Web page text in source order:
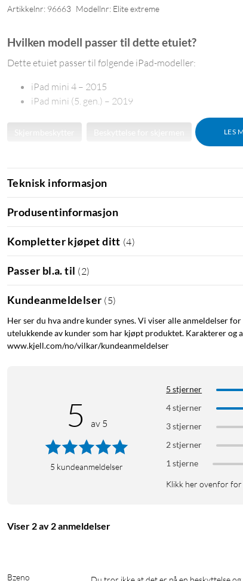
Artikkelnr: 96663 Modellnr: Elite extreme
LES
Hvilken modell passer til dette etuiet?
Dette etuiet passer til følgende iPad-modeller:
iPad mini 4 – 2015
iPad mini (5. gen.) – 2019
Teknisk informasjon
Produsentinformasjon
Kompletter kjøpet ditt (4)
Passer bl.a. til (2)
Kundeanmeldelser (5)
Her ser du hva andre kunder synes. Vi viser alle anmeldelser
utelukkende av kunder som har kjøpt produktet. Karakterer og
www.kjell.com/no/vilkar/kundeanmeldelser
5 av 5
5 kundeanmeldelser
5 stjerner
4 stjerner
3 stjerner
2 stjerner
1 stjerne
Klikk her ovenfor
Viser 2 av 2 anmeldelser
Bzeno